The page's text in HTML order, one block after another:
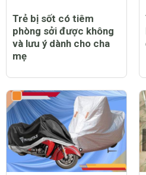
Trẻ bị sốt có tiêm
phòng sởi được không
và lưu ý dành cho cha
mẹ